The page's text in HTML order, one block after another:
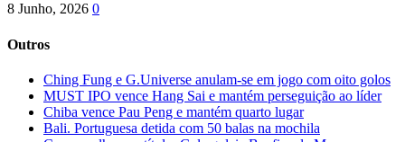
8 Junho, 2026 0
Outros
Ching Fung e G.Universe anulam-se em jogo com oito golos
MUST IPO vence Hang Sai e mantém perseguição ao líder
Chiba vence Pau Peng e mantém quarto lugar
Bali. Portuguesa detida com 50 balas na mochila